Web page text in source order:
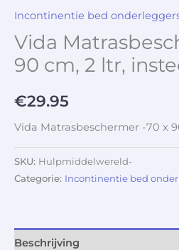
Incontinentie bed
Vida
90 cm, 2 ltr,
€29.95
Vida Matrasbeschermer -70 x
SKU: Hulpmiddelwereld-
Categorie: Incontinentie bed
Beschrijving